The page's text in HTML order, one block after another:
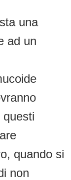
una
ad un
quando si
non